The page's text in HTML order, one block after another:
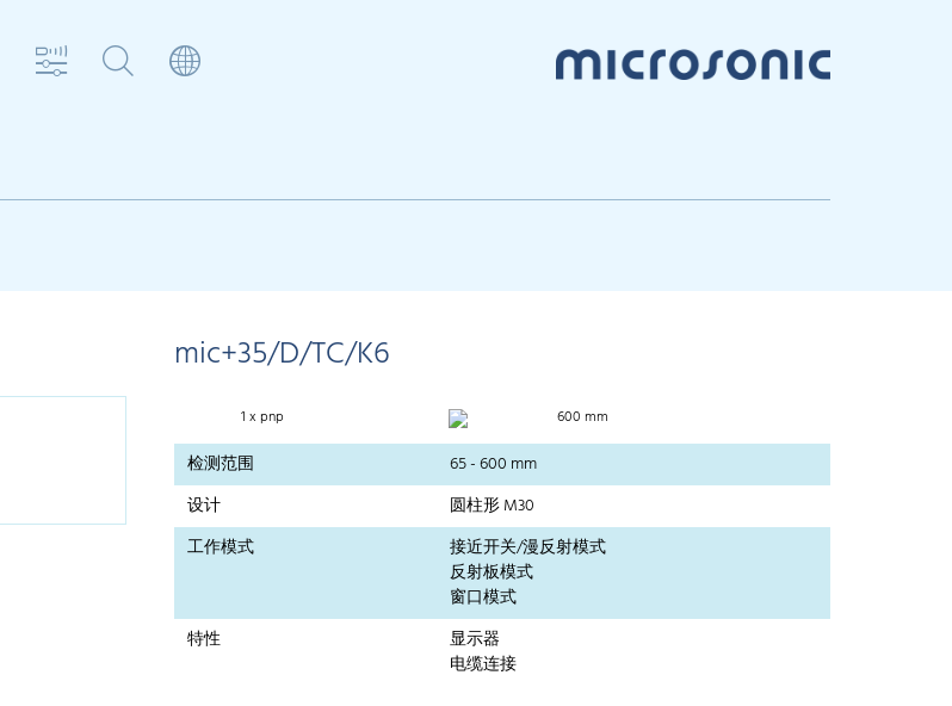
mic+35/D/TC/K6
1 x pnp 600 mm
检测范围
65 - 600 mm
设计
圆柱形 M30
工作模式
接近开关/漫反射模式
反射板模式
窗口模式
特性
显示器
电缆连接